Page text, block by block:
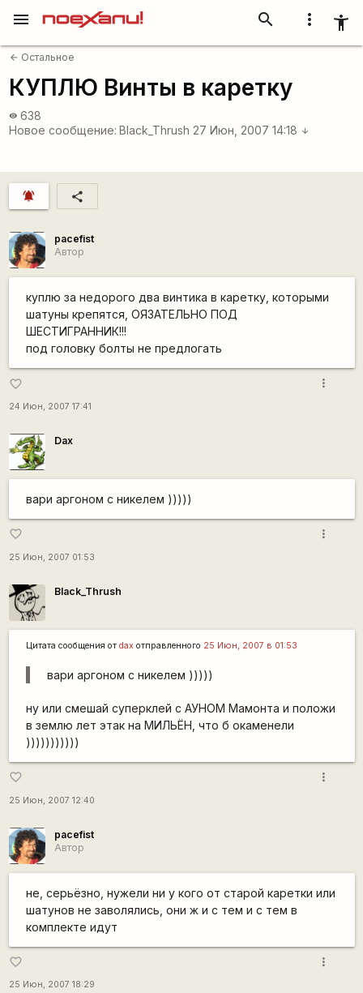
more_vert accessibility_new
search
menu
arrow_back Остальное
КУПЛЮ Винты в каретку
visibility 638
Новое сообщение: Black_Thrush 27 Июн, 2007 14:18 arrow_downward
notifications_active share
pacefist
Автор
куплю за недорого два винтика в каретку, которыми
шатуны крепятся, ОЯЗАТЕЛЬНО ПОД
ШЕСТИГРАННИК!!!
под головку болты не предлогать
favorite_border
24 Июн, 2007 17:41
more_vert
Dax
вари аргоном с никелем )))))
favorite_border
25 Июн, 2007 01:53
more_vert
Black_Thrush
Цитата сообщения от daxотправленного 25 Июн, 2007 в 01:53
вари аргоном с никелем )))))
ну или смешай суперклей с АУНОМ Мамонта и положи
в землю лет этак на МИЛЬЁН, что б окаменели
)))))))))))
favorite_border
25 Июн, 2007 12:40
more_vert
pacefist
Автор
не, серьёзно, нужели ни у кого от старой каретки или
шатунов не заволялись, они ж и с тем и с тем в
комплекте идут
favorite_border
25 Июн, 2007 18:29
more_vert